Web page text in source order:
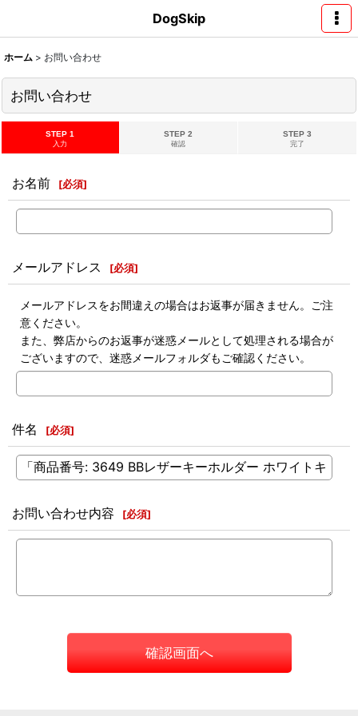
DogSkip
ホーム > お問い合わせ
お問い合わせ
STEP 1
入力
STEP 2
確認
STEP 3
完了
お名前 [必須]
メールアドレス [必須]
メールアドレスをお間違えの場合はお返事が届きません。ご注
意ください。
また、弊店からのお返事が迷惑メールとして処理される場合が
ございますので、迷惑メールフォルダもご確認ください。
件名 [必須]
お問い合わせ内容 [必須]
確認画面へ